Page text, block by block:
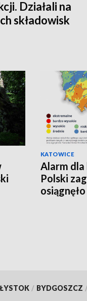
Działali na
składowisk
KATOWICE
Alarm dla
Polski
/ BYDGOSZCZ